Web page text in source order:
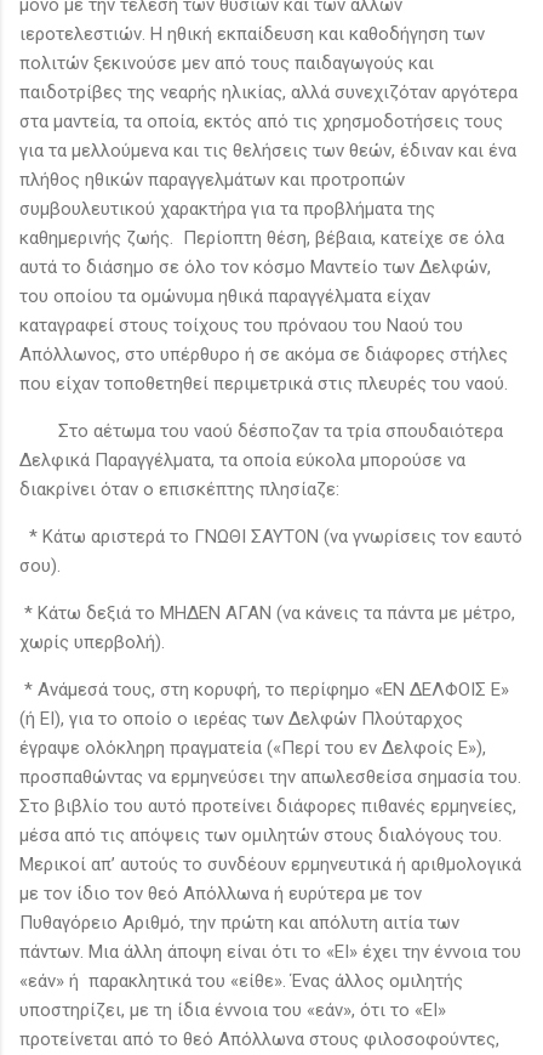
μόνο με την τέλεση των θυσιών και των άλλων
ιεροτελεστιών. Η ηθική εκπαίδευση και καθοδήγηση των
πολιτών ξεκινούσε μεν από τους παιδαγωγούς και
παιδοτρίβες της νεαρής ηλικίας, αλλά συνεχιζόταν αργότερα
στα μαντεία, τα οποία, εκτός από τις χρησμοδοτήσεις τους
για τα μελλούμενα και τις θελήσεις των θεών, έδιναν και ένα
πλήθος ηθικών παραγγελμάτων και προτροπών
συμβουλευτικού χαρακτήρα για τα προβλήματα της
καθημερινής ζωής. Περίοπτη θέση, βέβαια, κατείχε σε όλα
αυτά το διάσημο σε όλο τον κόσμο Μαντείο των Δελφών,
του οποίου τα ομώνυμα ηθικά παραγγέλματα είχαν
καταγραφεί στους τοίχους του πρόναου του Ναού του
Απόλλωνος, στο υπέρθυρο ή σε ακόμα σε διάφορες στήλες
που είχαν τοποθετηθεί περιμετρικά στις πλευρές του ναού.
Στο αέτωμα του ναού δέσποζαν τα τρία σπουδαιότερα
Δελφικά Παραγγέλματα, τα οποία εύκολα μπορούσε να
διακρίνει όταν ο επισκέπτης πλησίαζε:
* Κάτω αριστερά το ΓΝΩΘΙ ΣΑΥΤΟΝ (να γνωρίσεις τον εαυτό
σου).
* Κάτω δεξιά το ΜΗΔΕΝ ΑΓΑΝ (να κάνεις τα πάντα με μέτρο,
χωρίς υπερβολή).
* Ανάμεσά τους, στη κορυφή, το περίφημο «ΕΝ ΔΕΛΦΟΙΣ Ε»
(ή ΕΙ), για το οποίο ο ιερέας των Δελφών Πλούταρχος
έγραψε ολόκληρη πραγματεία («Περί του εν Δελφοίς Ε»),
προσπαθώντας να ερμηνεύσει την απωλεσθείσα σημασία του.
Στο βιβλίο του αυτό προτείνει διάφορες πιθανές ερμηνείες,
μέσα από τις απόψεις των ομιλητών στους διαλόγους του.
Μερικοί απ’ αυτούς το συνδέουν ερμηνευτικά ή αριθμολογικά
με τον ίδιο τον θεό Απόλλωνα ή ευρύτερα με τον
Πυθαγόρειο Αριθμό, την πρώτη και απόλυτη αιτία των
πάντων. Μια άλλη άποψη είναι ότι το «ΕΙ» έχει την έννοια του
«εάν» ή παρακλητικά του «είθε». Ένας άλλος ομιλητής
υποστηρίζει, με τη ίδια έννοια του «εάν», ότι το «ΕΙ»
προτείνεται από το θεό Απόλλωνα στους φιλοσοφούντες,